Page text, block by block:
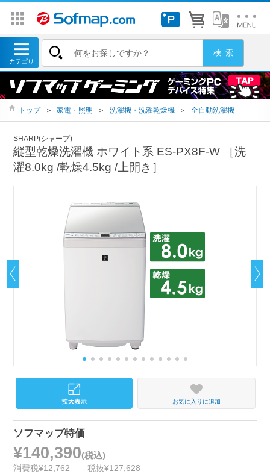
トップ ＞ 家電・照明 ＞ 洗濯機・洗濯乾燥機 ＞ 全自動洗濯機
SHARP(シャープ)
縦型乾燥洗濯機 ホワイト系 ES-PX8F-W ［洗
濯8.0kg /乾燥4.5kg /上開き］
お気に入りに追加
ソフマップ特価
¥140,390(税込)
消費税¥12,762 税抜¥127,628